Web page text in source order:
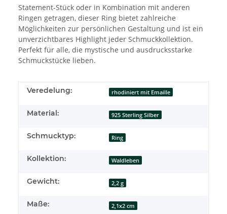
Statement-Stück oder in Kombination mit anderen
Ringen getragen, dieser Ring bietet zahlreiche
Möglichkeiten zur persönlichen Gestaltung und ist ein
unverzichtbares Highlight jeder Schmuckkollektion.
Perfekt für alle, die mystische und ausdrucksstarke
Schmuckstücke lieben.
Veredelung: rhodiniert mit Emaille
Material: 925 Sterling Silber
Schmucktyp: Ring
Kollektion: Waldleben
Gewicht: 2,2 g
Maße: 2,1x2 cm